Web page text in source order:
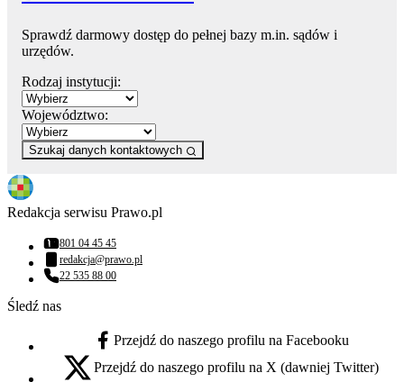
Sprawdź darmowy dostęp do pełnej bazy m.in. sądów i
urzędów.
Rodzaj instytucji:
Województwo:
Szukaj danych kontaktowych
Redakcja serwisu Prawo.pl
Numer telefonu:
801 04 45 45
Adres email:
redakcja@prawo.pl
Numer telefonu:
22 535 88 00
Śledź nas
facebook - otwiera się w nowej karcie
Przejdź do naszego profilu na Facebooku
x - otwiera się w nowej karcie
Przejdź do naszego profilu na X (dawniej Twitter)